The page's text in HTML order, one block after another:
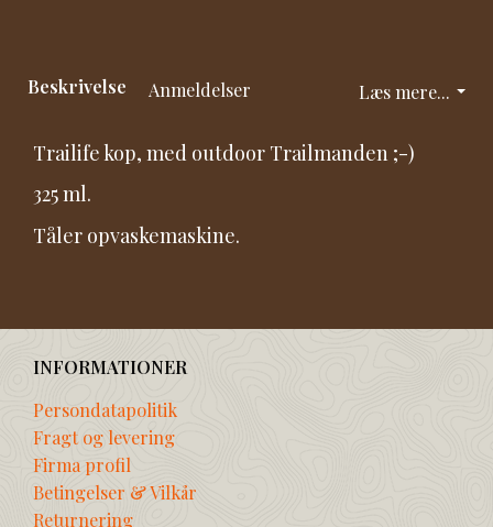
Læs mere...
Beskrivelse Anmeldelser
Trailife kop, med outdoor Trailmanden ;-)
325 ml.
Tåler opvaskemaskine.
INFORMATIONER
Persondatapolitik
Fragt og levering
Firma profil
Betingelser & Vilkår
Returnering